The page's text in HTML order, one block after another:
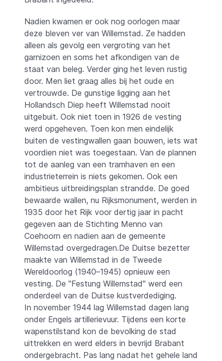
Nadien kwamen er ook nog oorlogen maar
deze bleven ver van Willemstad. Ze hadden
alleen als gevolg een vergroting van het
garnizoen en soms het afkondigen van de
staat van beleg. Verder ging het leven rustig
door. Men liet graag alles bij het oude en
vertrouwde. De gunstige ligging aan het
Hollandsch Diep heeft Willemstad nooit
uitgebuit. Ook niet toen in 1926 de vesting
werd opgeheven. Toen kon men eindelijk
buiten de vestingwallen gaan bouwen, iets wat
voordien niet was toegestaan. Van de plannen
tot de aanleg van een tramhaven en een
industrieterrein is niets gekomen. Ook een
ambitieus uitbreidingsplan strandde. De goed
bewaarde wallen, nu Rijksmonument, werden in
1935 door het Rijk voor dertig jaar in pacht
gegeven aan de Stichting Menno van
Coehoorn en nadien aan de gemeente
Willemstad overgedragen.De Duitse bezetter
maakte van Willemstad in de Tweede
Wereldoorlog (1940–1945) opnieuw een
vesting. De "Festung Willemstad" werd een
onderdeel van de Duitse kustverdediging.
In november 1944 lag Willemstad dagen lang
onder Engels artillerievuur. Tijdens een korte
wapenstilstand kon de bevolking de stad
uittrekken en werd elders in bevrijd Brabant
ondergebracht. Pas lang nadat het gehele land